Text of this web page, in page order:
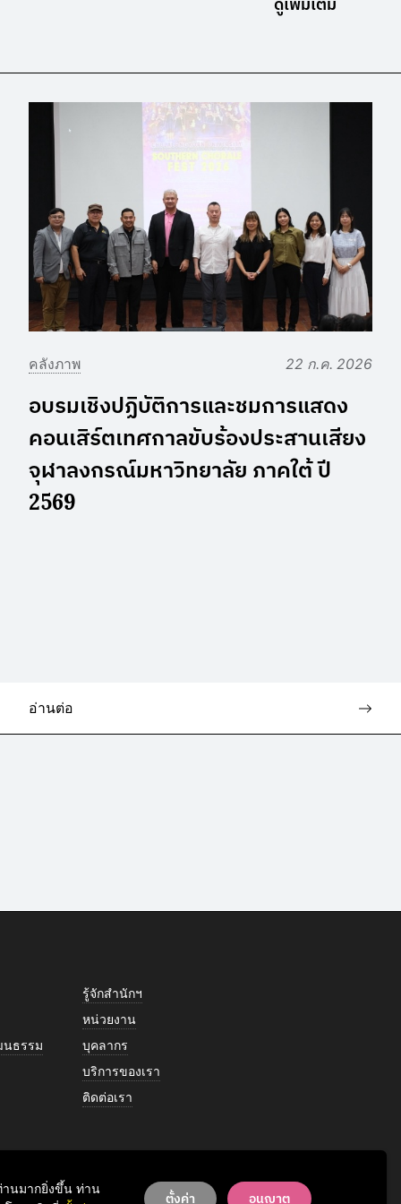
คลังภาพ 22 ก.ค. 2026
อบรมเชิงปฏิบัติการและชมการแสดง
คอนเสิร์ตเทศกาลขับร้องประสานเสียง
จุฬาลงกรณ์มหาวิทยาลัย ภาคใต้ ปี
2569
อ่านต่อ
ธรรม
รู้จักสำนักฯ
หน่วยงาน
บุคลากร
บริการของเรา
ติดต่อเรา
านมากยิ่งขึ้น ท่าน
ตั้งค่า อนุญาต